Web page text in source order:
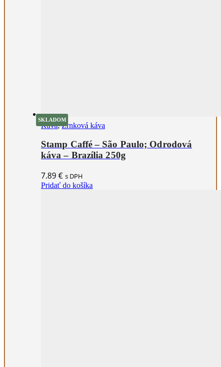
SKLADOM
Káva,Zrnková káva
Stamp Caffé – São Paulo; Odrodová
káva – Brazília 250g
7.89€ s DPH
Pridať do košíka